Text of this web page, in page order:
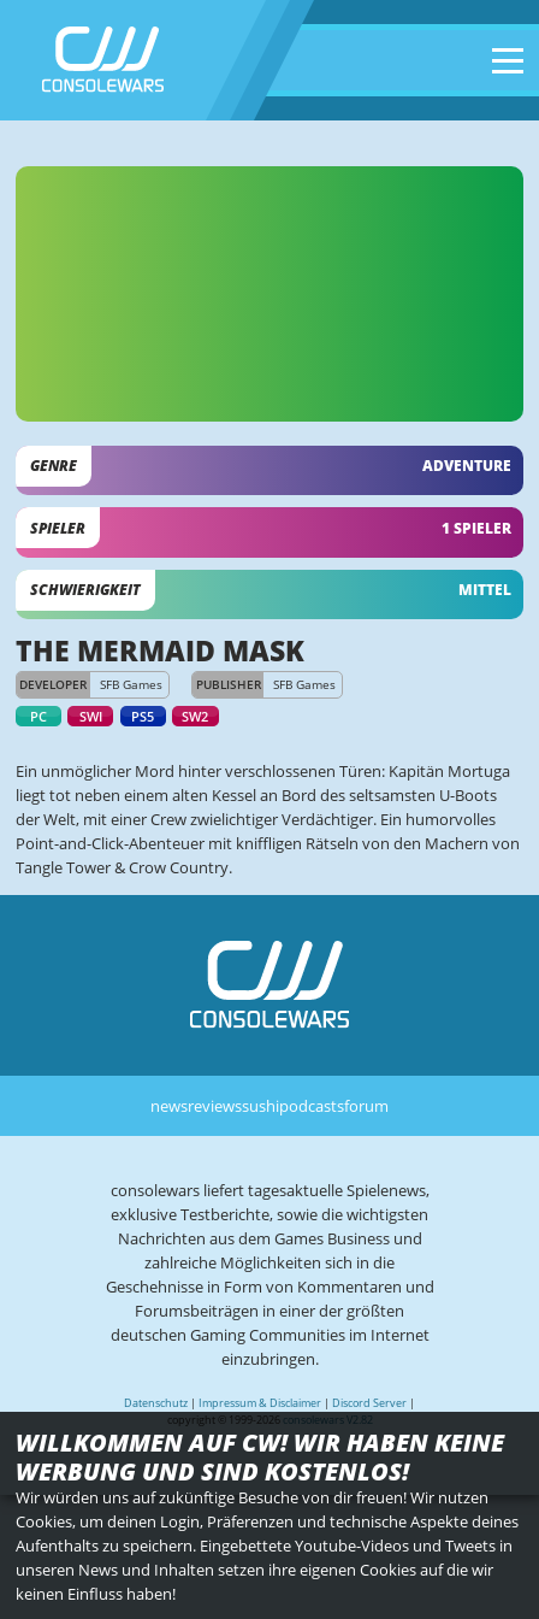
GENRE ADVENTURE
SPIELER 1 SPIELER
SCHWIERIGKEIT MITTEL
THE MERMAID MASK
DEVELOPER SFB Games PUBLISHER SFB Games
PC SWI PS5 SW2
Ein unmöglicher Mord hinter verschlossenen Türen: Kapitän Mortuga
liegt tot neben einem alten Kessel an Bord des seltsamsten U-Boots
der Welt, mit einer Crew zwielichtiger Verdächtiger. Ein humorvolles
Point-and-Click-Abenteuer mit kniffligen Rätseln von den Machern von
Tangle Tower & Crow Country.
newsreviewssushipodcastsforum
consolewars liefert tagesaktuelle Spielenews,
exklusive Testberichte, sowie die wichtigsten
Nachrichten aus dem Games Business und
zahlreiche Möglichkeiten sich in die
Geschehnisse in Form von Kommentaren und
Forumsbeiträgen in einer der größten
deutschen Gaming Communities im Internet
einzubringen.
Datenschutz | Impressum & Disclaimer | Discord Server |
copyright © 1999-2026
consolewars V2.82
WILLKOMMEN AUF CW! WIR HABEN KEINE
WERBUNG UND SIND KOSTENLOS!
Wir würden uns auf zukünftige Besuche von dir freuen! Wir nutzen
Cookies, um deinen Login, Präferenzen und technische Aspekte deines
Aufenthalts zu speichern. Eingebettete Youtube-Videos und Tweets in
unseren News und Inhalten setzen ihre eigenen Cookies auf die wir
keinen Einfluss haben!